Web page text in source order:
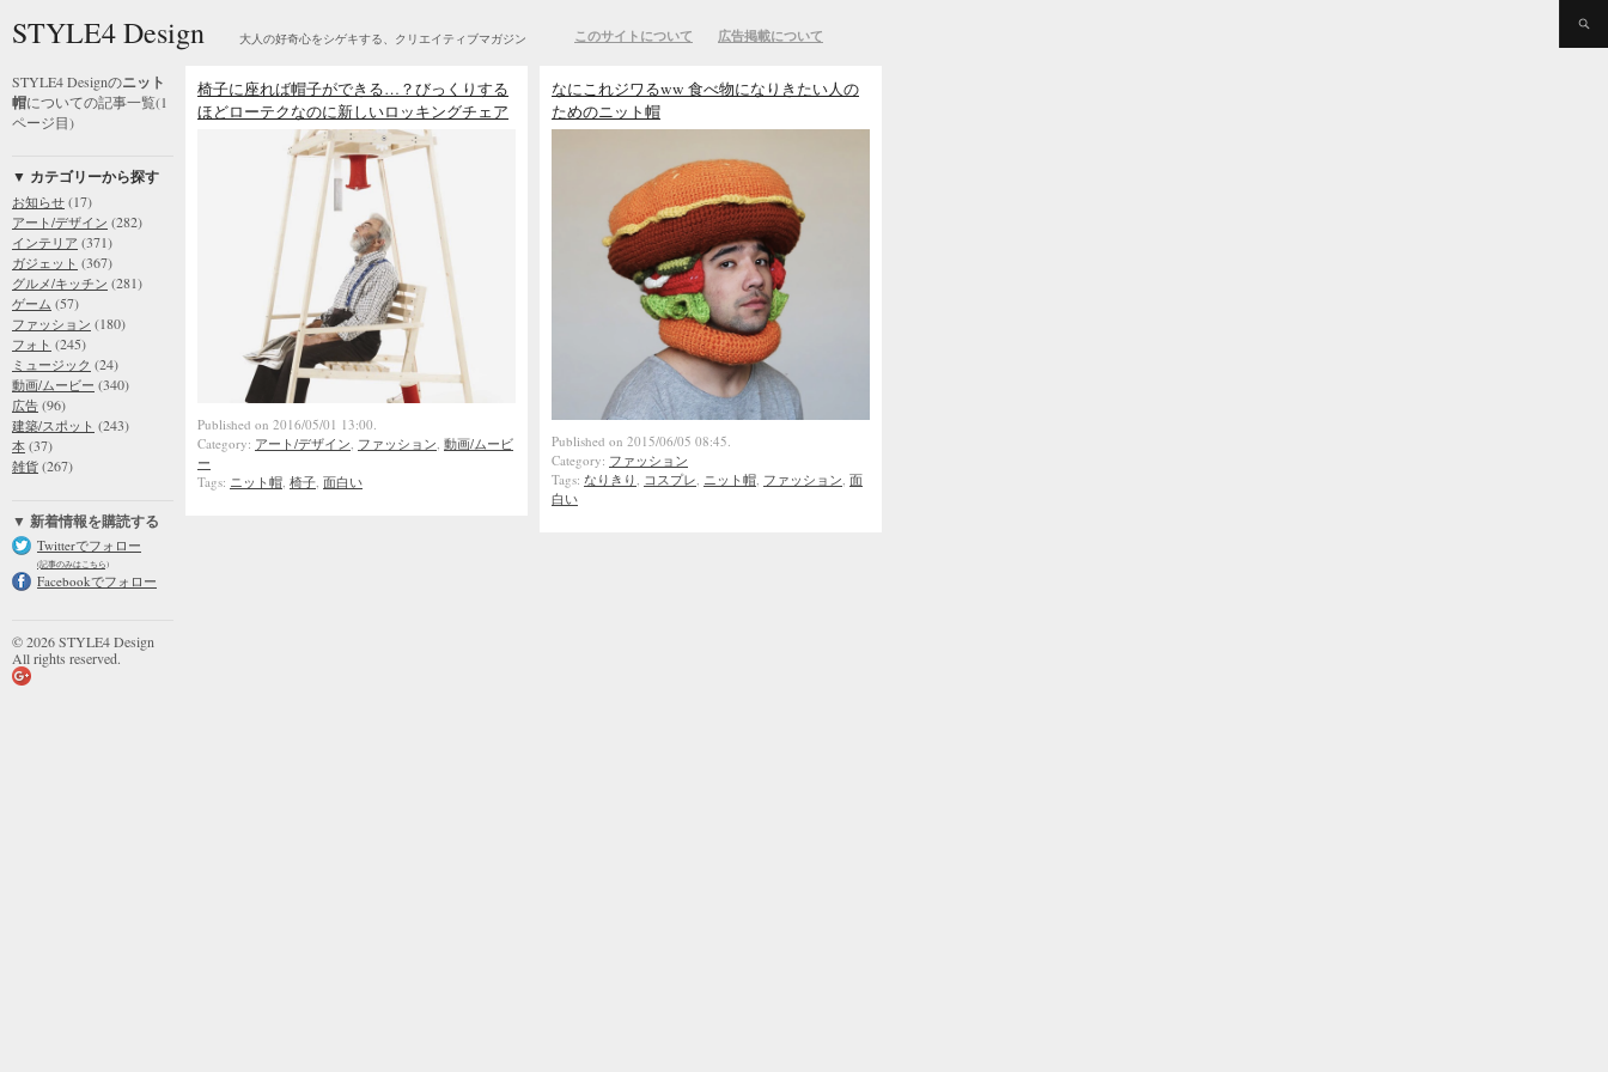
STYLE4 Design 大人の好奇心をシゲキする、クリエイティブマガジン このサイトについて 広告掲載について
STYLE4 Designのニット
帽についての記事一覧(1
ページ目)
▼ カテゴリーから探す
お知らせ (17)
アート/デザイン (282)
インテリア (371)
ガジェット (367)
グルメ/キッチン (281)
ゲーム (57)
ファッション (180)
フォト (245)
ミュージック (24)
動画/ムービー (340)
広告 (96)
建築/スポット (243)
本 (37)
雑貨 (267)
▼ 新着情報を購読する
Twitterでフォロー
(記事のみはこちら)
Facebookでフォロー
© 2026 STYLE4 Design
All rights reserved.
椅子に座れば帽子ができる…？びっくりする
ほどローテクなのに新しいロッキングチェア
Published on 2016/05/01 13:00.
Category: アート/デザイン ファッション 動画/ムービ
ー
Tags: ニット帽 椅子 面白い
なにこれジワるww 食べ物になりきたい人の
ためのニット帽
Published on 2015/06/05 08:45.
Category: ファッション
Tags: なりきり コスプレ ニット帽 ファッション 面
白い